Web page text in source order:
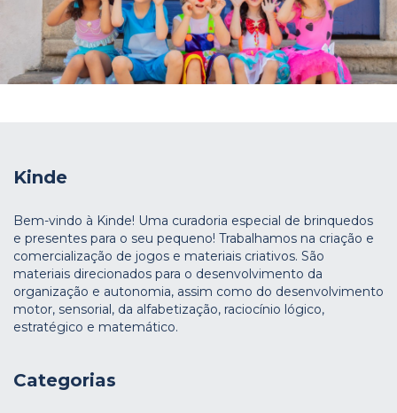
teste
Leia mais
Kinde
Bem-vindo à Kinde! Uma curadoria especial de brinquedos
e presentes para o seu pequeno! Trabalhamos na criação e
comercialização de jogos e materiais criativos. São
materiais direcionados para o desenvolvimento da
organização e autonomia, assim como do desenvolvimento
motor, sensorial, da alfabetização, raciocínio lógico,
estratégico e matemático.
Categorias